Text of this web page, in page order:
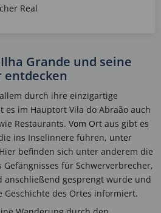
Real
Grande und seine
durch ihre einzigartige
es im Hauptort Vila do Abraão auch
Restaurants. Vom Ort aus gibt es
ins Inselinnere führen, unter
befinden sich unter anderem die
Gefängnisses für Schwerverbrecher,
anschließend gesprengt wurde und
Geschichte des Ortes informiert.